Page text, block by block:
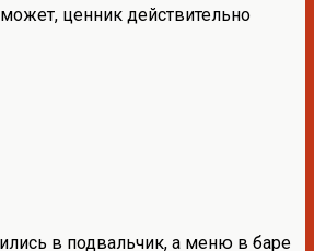
ценник действительно
в подвальчик, а меню в баре